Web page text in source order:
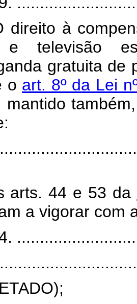
direito à
e televisão
gratuita de
o art. 8º da Lei
mantido
arts. 44 e 53 da
a vigorar com